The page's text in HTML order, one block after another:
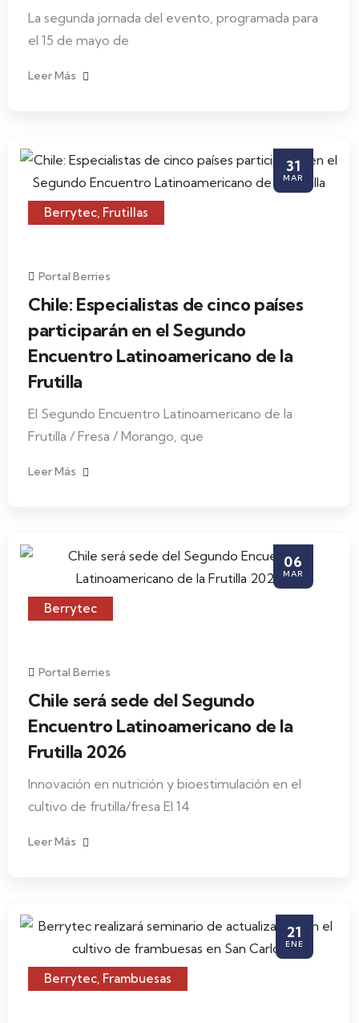
La segunda jornada del evento, programada para
el 15 de mayo de
Leer Más
31
MAR
Berrytec, Frutillas
Portal Berries
Chile: Especialistas de cinco países
participarán en el Segundo
Encuentro Latinoamericano de la
Frutilla
El Segundo Encuentro Latinoamericano de la
Frutilla / Fresa / Morango, que
Leer Más
06
MAR
Berrytec
Portal Berries
Chile será sede del Segundo
Encuentro Latinoamericano de la
Frutilla 2026
Innovación en nutrición y bioestimulación en el
cultivo de frutilla/fresa El 14
Leer Más
21
ENE
Berrytec, Frambuesas